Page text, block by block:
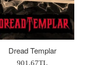
Dread Templar
Normal
901.67TL